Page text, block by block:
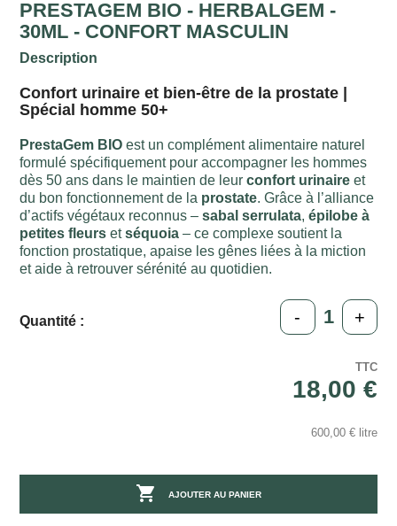
PRESTAGEM BIO - HERBALGEM -
30ML - CONFORT MASCULIN
Description
Confort urinaire et bien-être de la prostate |
Spécial homme 50+
PrestaGem BIO est un complément alimentaire naturel
formulé spécifiquement pour accompagner les hommes
dès 50 ans dans le maintien de leurconfort urinaire et
du bon fonctionnement de la prostate. Grâce à l’alliance
d’actifs végétaux reconnus –sabal serrulata,épilobe à
petites fleurs etséquoia – ce complexe soutient la
fonction prostatique, apaise les gênes liées à la miction
et aide à retrouver sérénité au quotidien.
Quantité : - +
TTC
18,00 €
600,00 € litre
 AJOUTER AU PANIER